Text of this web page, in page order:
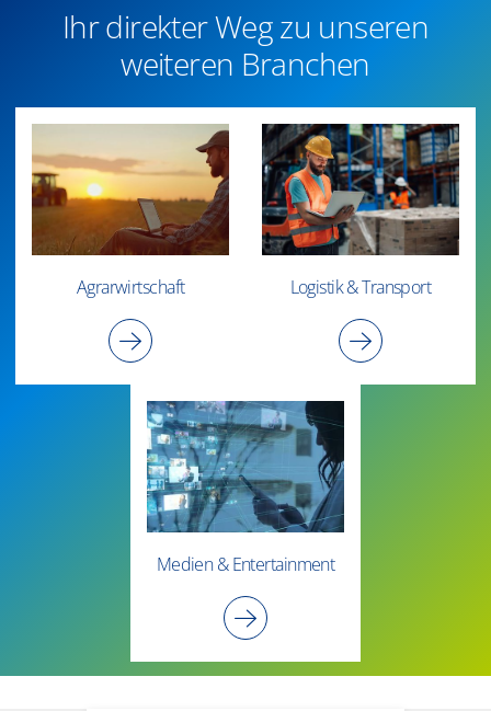
Ihr direkter Weg zu unseren
weiteren Branchen
Agrarwirtschaft Logistik & Transport
Medien & Entertainment